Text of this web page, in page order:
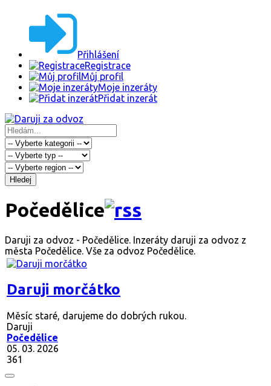
Přihlášení
Registrace
Můj profil
Moje inzeráty
Přidat inzerát
Hledej
Počedělice
Daruji za odvoz - Počedělice. Inzeráty daruji za odvoz z
města Počedělice. Vše za odvoz Počedělice.
Daruji morčátko
Měsíc staré, darujeme do dobrých rukou.
Daruji
Počedělice
05. 03. 2026
361